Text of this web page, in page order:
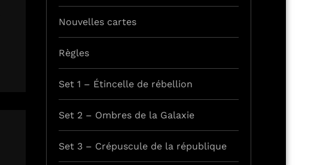
Nouvelles cartes
Règles
Set 1 – Étincelle de rébellion
Set 2 – Ombres de la Galaxie
Set 3 – Crépuscule de la république